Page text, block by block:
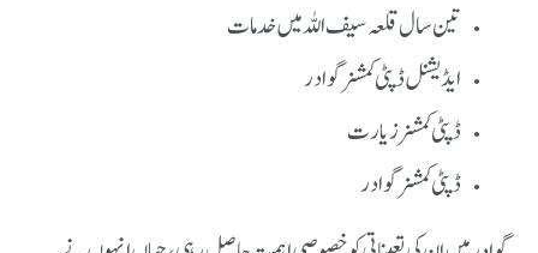
تین سال قلعہ سیف اللہ میں خدمات
ایڈیشنل ڈپٹی کمشنر گوادر
ڈپٹی کمشنر زیارت
ڈپٹی کمشنر گوادر